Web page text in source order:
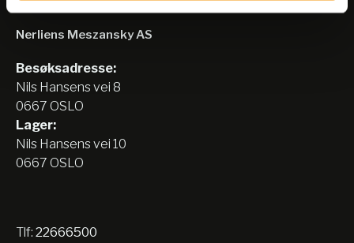
Nerliens Meszansky AS
Besøksadresse:
Nils Hansens vei 8
0667 OSLO
Lager:
Nils Hansens vei 10
0667 OSLO
Tlf: 22666500